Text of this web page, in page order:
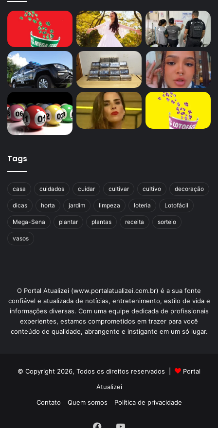
Tags
casa cuidados cuidar cultivar cultivo decoração
dicas horta jardim limpeza loteria Lotofácil
Mega-Sena plantar plantas receita sorteio
vasos
O Portal Atualizei (www.portalatualizei.com.br) é a sua fonte
confiável e atualizada de notícias, entretenimento, estilo de vida e
informações diversas. Com uma equipe dedicada de profissionais
experientes, estamos comprometidos em trazer para você
conteúdo de qualidade, abrangente e instigante em um só lugar.
© Copyright 2026, Todos os direitos reservados |
Portal
Atualizei
Contato
Quem somos Política de privacidade